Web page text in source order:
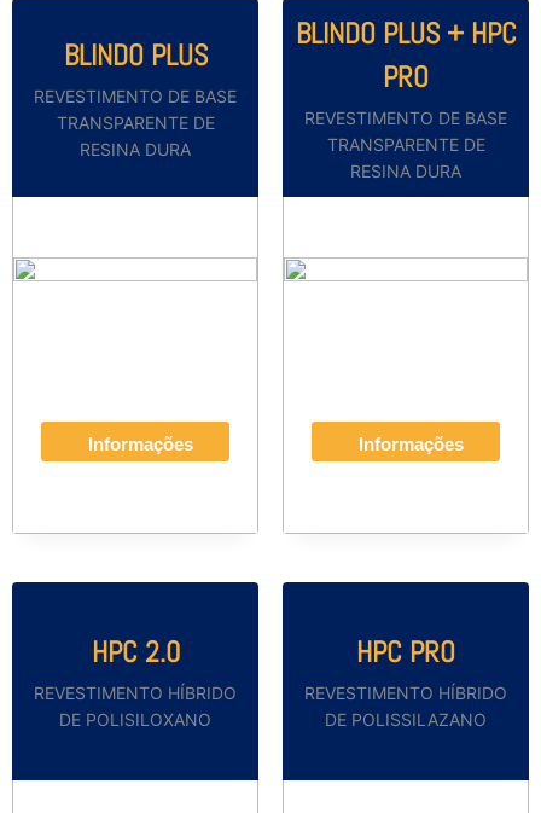
BLINDO PLUS
REVESTIMENTO DE BASE
TRANSPARENTE DE
RESINA DURA
Informações
BLINDO PLUS + HPC
PRO
REVESTIMENTO DE BASE
TRANSPARENTE DE
RESINA DURA
Informações
HPC 2.0
REVESTIMENTO HÍBRIDO
DE POLISILOXANO
HPC PRO
REVESTIMENTO HÍBRIDO
DE POLISSILAZANO